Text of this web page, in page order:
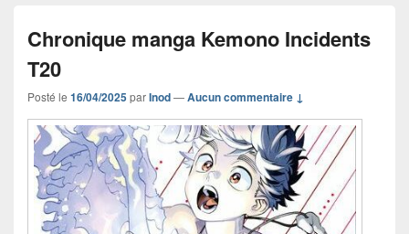
Chronique manga Kemono Incidents
T20
Posté le 16/04/2025parInod—Aucun commentaire ↓